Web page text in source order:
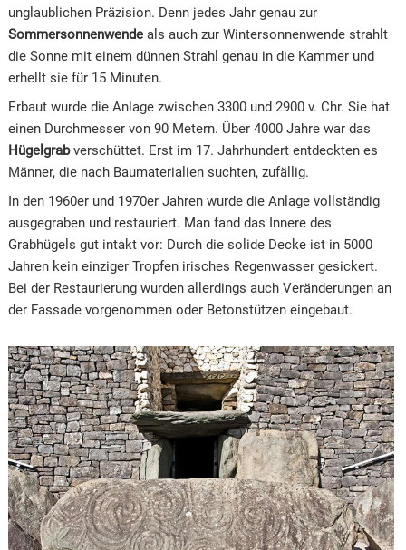
unglaublichen Präzision. Denn jedes Jahr genau zur
Sommersonnenwendeals auch zur Wintersonnenwende strahlt
die Sonne mit einem dünnen Strahl genau in die Kammer und
erhellt sie für 15 Minuten.
Erbaut wurde die Anlage zwischen 3300 und 2900 v. Chr. Sie hat
einen Durchmesser von 90 Metern. Über 4000 Jahre war das
Hügelgrabverschüttet. Erst im 17. Jahrhundert entdeckten es
Männer, die nach Baumaterialien suchten, zufällig.
In den 1960er und 1970er Jahren wurde die Anlage vollständig
ausgegraben und restauriert. Man fand das Innere des
Grabhügels gut intakt vor: Durch die solide Decke ist in 5000
Jahren kein einziger Tropfen irisches Regenwasser gesickert.
Bei der Restaurierung wurden allerdings auch Veränderungen an
der Fassade vorgenommen oder Betonstützen eingebaut.